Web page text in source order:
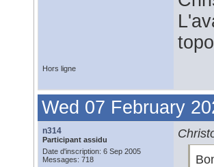
Hors ligne
Wed 07 February
n314
Participant assidu
Date d'inscription: 6 Sep 2005
Messages: 718